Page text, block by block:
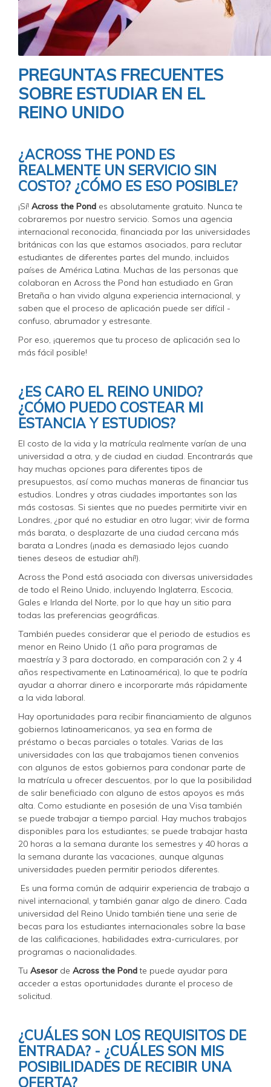
PREGUNTAS FRECUENTES
SOBRE ESTUDIAR EN EL
REINO UNIDO
¿ACROSS THE POND ES
REALMENTE UN SERVICIO SIN
COSTO? ¿CÓMO ES ESO POSIBLE?
¡Sí! Across the Pond es absolutamente gratuito. Nunca te
cobraremos por nuestro servicio. Somos una agencia
internacional reconocida, financiada por las universidades
británicas con las que estamos asociados, para reclutar
estudiantes de diferentes partes del mundo, incluidos
países de América Latina. Muchas de las personas que
colaboran en Across the Pond han estudiado en Gran
Bretaña o han vivido alguna experiencia internacional, y
saben que el proceso de aplicación puede ser difícil -
confuso, abrumador y estresante.
Por eso, ¡queremos que tu proceso de aplicación sea lo
más fácil posible!
¿ES CARO EL REINO UNIDO?
¿CÓMO PUEDO COSTEAR MI
ESTANCIA Y ESTUDIOS?
El costo de la vida y la matrícula realmente varían de una
universidad a otra, y de ciudad en ciudad. Encontrarás que
hay muchas opciones para diferentes tipos de
presupuestos, así como muchas maneras de financiar tus
estudios. Londres y otras ciudades importantes son las
más costosas. Si sientes que no puedes permitirte vivir en
Londres, ¿por qué no estudiar en otro lugar; vivir de forma
más barata, o desplazarte de una ciudad cercana más
barata a Londres (¡nada es demasiado lejos cuando
tienes deseos de estudiar ahí!).
Across the Pond está asociada con diversas universidades
de todo el Reino Unido, incluyendo Inglaterra, Escocia,
Gales e Irlanda del Norte, por lo que hay un sitio para
todas las preferencias geográficas.
También puedes considerar que el periodo de estudios es
menor en Reino Unido (1 año para programas de
maestría y 3 para doctorado, en comparación con 2 y 4
años respectivamente en Latinoamérica), lo que te podría
ayudar a ahorrar dinero e incorporarte más rápidamente
a la vida laboral.
Hay oportunidades para recibir financiamiento de algunos
gobiernos latinoamericanos, ya sea en forma de
préstamo o becas parciales o totales. Varias de las
universidades con las que trabajamos tienen convenios
con algunos de estos gobiernos para condonar parte de
la matrícula u ofrecer descuentos, por lo que la posibilidad
de salir beneficiado con alguno de estos apoyos es más
alta. Como estudiante en posesión de una Visa también
se puede trabajar a tiempo parcial. Hay muchos trabajos
disponibles para los estudiantes; se puede trabajar hasta
20 horas a la semana durante los semestres y 40 horas a
la semana durante las vacaciones, aunque algunas
universidades pueden permitir periodos diferentes.
Es una forma común de adquirir experiencia de trabajo a
nivel internacional, y también ganar algo de dinero. Cada
universidad del Reino Unido también tiene una serie de
becas para los estudiantes internacionales sobre la base
de las calificaciones, habilidades extra-curriculares, por
programas o nacionalidades.
Tu Asesorde Across the Pondte puede ayudar para
acceder a estas oportunidades durante el proceso de
solicitud.
¿CUÁLES SON LOS REQUISITOS DE
ENTRADA? - ¿CUÁLES SON MIS
POSIBILIDADES DE RECIBIR UNA
OFERTA?